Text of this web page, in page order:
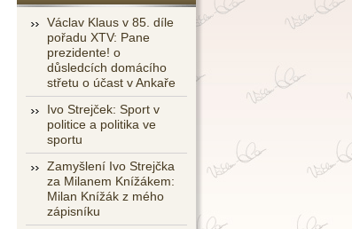
Václav Klaus v 85. díle
pořadu XTV: Pane
prezidente! o
důsledcích domácího
střetu o účast v Ankaře
Ivo Strejček: Sport v
politice a politika ve
sportu
Zamyšlení Ivo Strejčka
za Milanem Knížákem:
Milan Knížák z mého
zápisníku